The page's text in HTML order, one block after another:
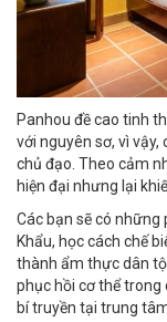
Panhou đề cao tinh
với nguyên sơ, vì
chủ đạo. Theo cảm
hiện đại nhưng lại
Các bạn sẽ có những
Khẩu, học cách chế
thành ẩm thực dân
phục hồi cơ thể
bí truyền tại trung